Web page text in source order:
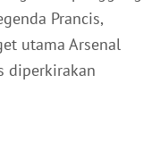
Prancis,
utama Arsenal
diperkirakan